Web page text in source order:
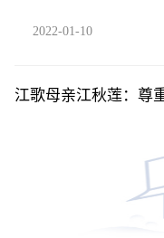
2022-01-10
江歌母亲江秋莲：尊